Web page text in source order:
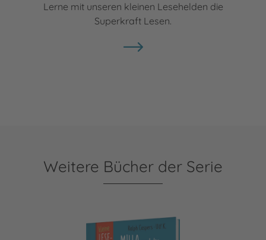
Lerne mit unseren kleinen Lesehelden die
Superkraft Lesen.
Weitere Bücher der Serie